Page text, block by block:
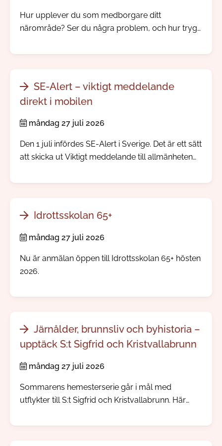
Hur upplever du som medborgare ditt
närområde? Ser du några problem, och hur trygg
årliga trygghetsundersökning.
SE-Alert – viktigt meddelande
direkt i mobilen
måndag 27 juli 2026
Den 1 juli infördes SE-Alert i Sverige. Det är ett sätt
att skicka ut Viktigt meddelande till allmänheten
allvarligt händer. Ingen app eller registrering
Idrottsskolan 65+
måndag 27 juli 2026
Nu är anmälan öppen till Idrottsskolan 65+ hösten
2026.
Järnålder, brunnsliv och byhistoria –
upptäck S:t Sigfrid och Kristvallabrunn
måndag 27 juli 2026
Sommarens hemesterserie går i mål med
utflykter till S:t Sigfrid och Kristvallabrunn. Här
järnåldershistoria, gamla prästgårdar och minnen